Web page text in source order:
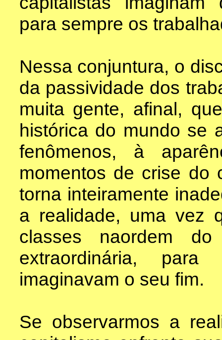
para sempre os
Nessa conjuntura, o
da passividade dos
muita gente, afinal,
histórica do mundo se
fenômenos, à
momentos de crise do
torna inteiramente
a realidade, uma vez
classes naordem
extraordinária,
imaginavam o seu fim.
Se observarmos a